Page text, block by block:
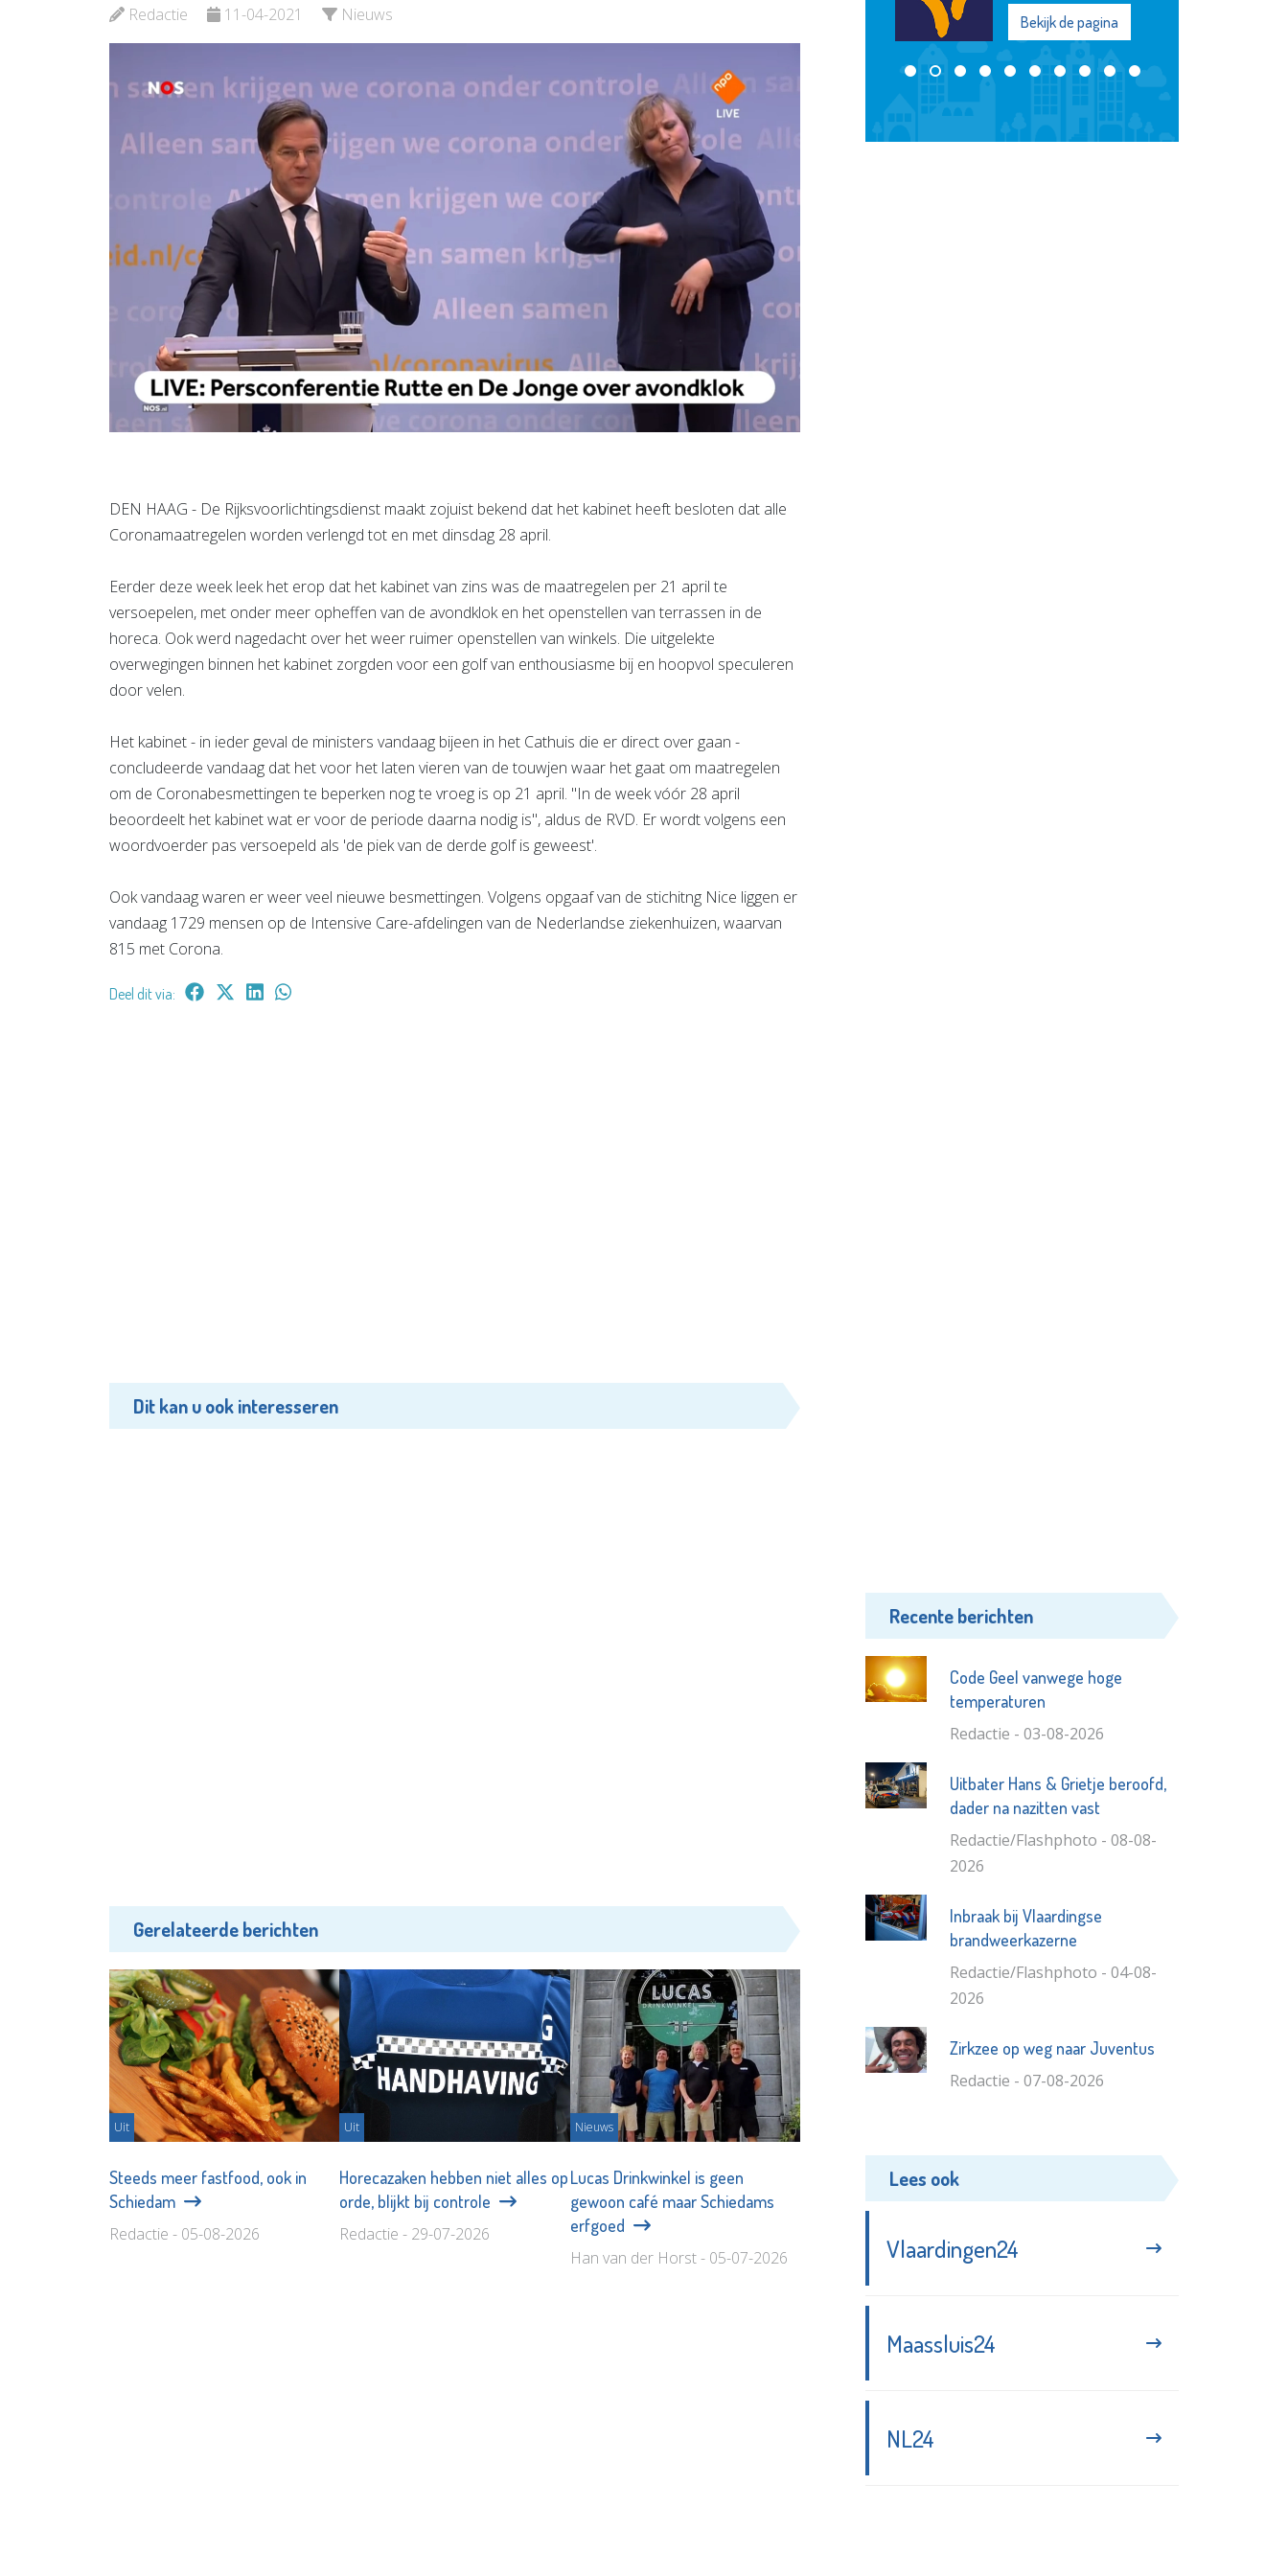
Redactie 11-04-2021 Nieuws
DEN HAAG - De Rijksvoorlichtingsdienst maakt zojuist bekend dat het kabinet heeft besloten dat alle
Coronamaatregelen worden verlengd tot en met dinsdag 28 april.
Eerder deze week leek het erop dat het kabinet van zins was de maatregelen per 21 april te
versoepelen, met onder meer opheffen van de avondklok en het openstellen van terrassen in de
horeca. Ook werd nagedacht over het weer ruimer openstellen van winkels. Die uitgelekte
overwegingen binnen het kabinet zorgden voor een golf van enthousiasme bij en hoopvol speculeren
door velen.
Het kabinet - in ieder geval de ministers vandaag bijeen in het Cathuis die er direct over gaan -
concludeerde vandaag dat het voor het laten vieren van de touwjen waar het gaat om maatregelen
om de Coronabesmettingen te beperken nog te vroeg is op 21 april. "In de week vóór 28 april
beoordeelt het kabinet wat er voor de periode daarna nodig is", aldus de RVD. Er wordt volgens een
woordvoerder pas versoepeld als 'de piek van de derde golf is geweest'.
Ook vandaag waren er weer veel nieuwe besmettingen. Volgens opgaaf van de stichitng Nice liggen er
vandaag 1729 mensen op de Intensive Care-afdelingen van de Nederlandse ziekenhuizen, waarvan
815 met Corona.
Deel dit via:
Dit kan u ook interesseren
Gerelateerde berichten
Uit
Steeds meer fastfood, ook in
Schiedam
Redactie - 05-08-2026
Uit
Horecazaken hebben niet alles op
orde, blijkt bij controle
Redactie - 29-07-2026
Nieuws
Lucas Drinkwinkel is geen
gewoon café maar Schiedams
erfgoed
Han van der Horst - 05-07-2026
Bekijk de pagina
Bekijk de pagina
Bekijk de pagina
Recente berichten
Code Geel vanwege hoge
temperaturen
Redactie - 03-08-2026
Uitbater Hans & Grietje beroofd,
dader na nazitten vast
Redactie/Flashphoto - 08-08-
2026
Inbraak bij Vlaardingse
brandweerkazerne
Redactie/Flashphoto - 04-08-
2026
Zirkzee op weg naar Juventus
Redactie - 07-08-2026
Lees ook
Vlaardingen24
Maassluis24
NL24